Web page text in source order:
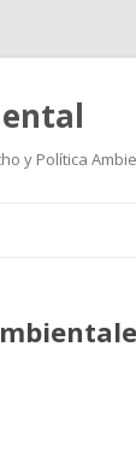
y Política